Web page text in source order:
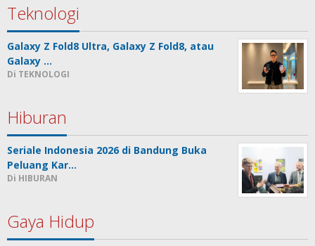
Teknologi
Galaxy Z Fold8 Ultra, Galaxy Z Fold8, atau
Galaxy …
Di TEKNOLOGI
Hiburan
Seriale Indonesia 2026 di Bandung Buka
Peluang Kar…
Di HIBURAN
Gaya Hidup